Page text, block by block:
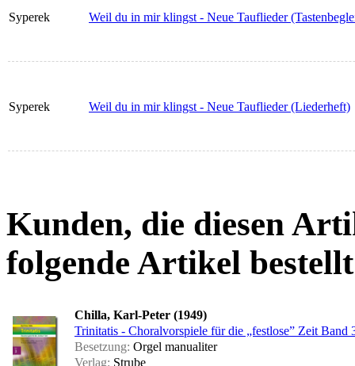
Syperek Weil du in mir klingst - Neue Tauflieder
Syperek Weil du in mir klingst - Neue Tauflieder (Liederheft)
Kunden, die diesen
folgende Artikel
Chilla, Karl-Peter (1949)
Trinitatis - Choralvorspiele für die „festlose” Zeit Band
Besetzung: Orgel manualiter
Verlag: Strube